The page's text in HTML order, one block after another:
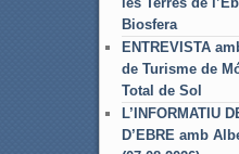
Biosfera
ENTREVISTA
de Turisme de
Total de Sol
L’INFORMATIU
D’EBRE amb